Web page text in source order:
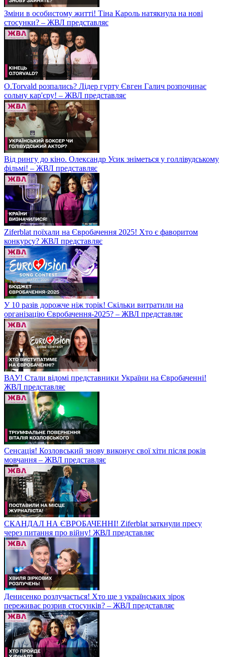
Зміни в особистому житті! Тіна Кароль натякнула на нові
стосунки? – ЖВЛ представляє
O.Torvald розпались? Лідер гурту Євген Галич розпочинає
сольну кар'єру! – ЖВЛ представляє
Від рингу до кіно. Олександр Усик зніметься у голлівудському
фільмі! – ЖВЛ представляє
Ziferblat поїхали на Євробачення 2025! Хто є фаворитом
конкурсу? ЖВЛ представляє
У 10 разів дорожче ніж торік! Скільки витратили на
організацію Євробачення-2025? – ЖВЛ представляє
ВАУ! Стали відомі представники України на Євробаченні!
ЖВЛ представляє
Сенсація! Козловський знову виконує свої хіти після років
мовчання – ЖВЛ представляє
СКАНДАЛ НА ЄВРОБАЧЕННІ! Ziferblat заткнули пресу
через питання про війну! ЖВЛ представляє
Денисенко розлучається! Хто ще з українських зірок
переживає розрив стосунків? – ЖВЛ представляє